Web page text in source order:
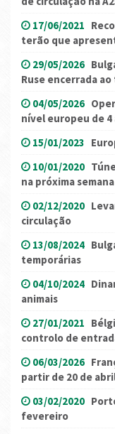
17/06/2021
terão que
29/05/2026
Ruse encerrada
04/05/2026
nível europeu de 4
15/01/2023
10/01/2020
na próxima semana
02/12/2020
circulação
13/08/2024
temporárias
04/10/2024
animais
27/01/2021
controlo de
06/03/2026
partir de 20 de
03/02/2020
fevereiro